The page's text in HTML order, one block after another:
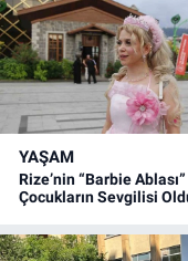
YAŞAM
Rize’nin “Barbie Ablası”
Çocukların Sevgilisi